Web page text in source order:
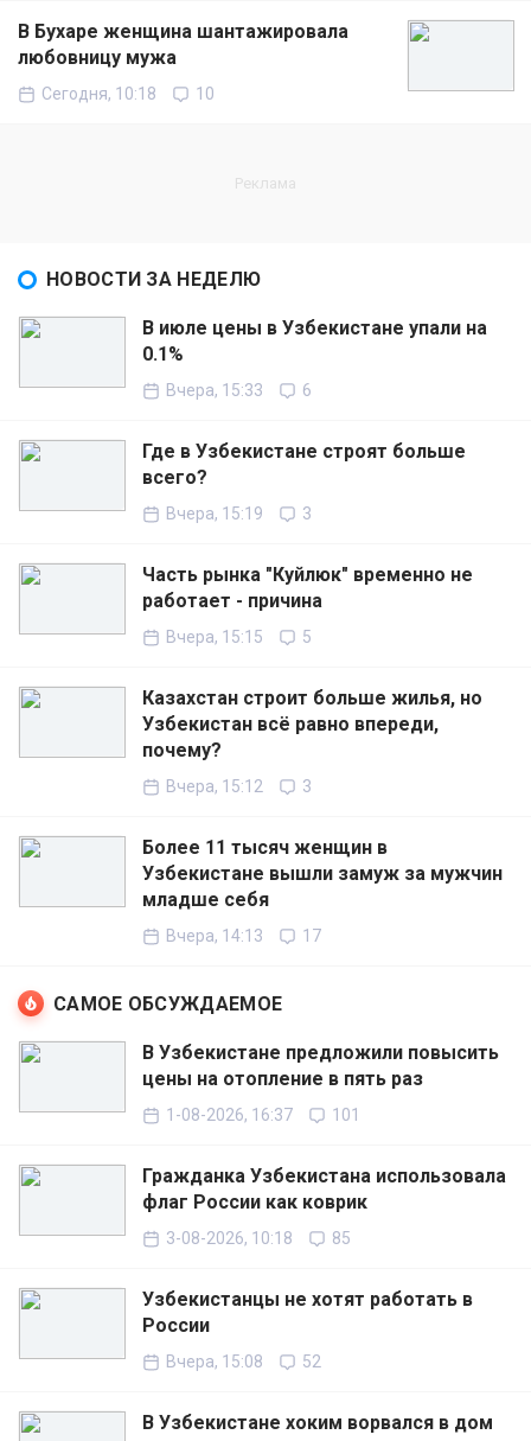
В Бухаре женщина шантажировала
любовницу мужа
Сегодня, 10:18 10
НОВОСТИ ЗА НЕДЕЛЮ
В июле цены в Узбекистане упали на
0.1%
Вчера, 15:33 6
Где в Узбекистане строят больше
всего?
Вчера, 15:19 3
Часть рынка "Куйлюк" временно не
работает - причина
Вчера, 15:15 5
Казахстан строит больше жилья, но
Узбекистан всё равно впереди,
почему?
Вчера, 15:12 3
Более 11 тысяч женщин в
Узбекистане вышли замуж за мужчин
младше себя
Вчера, 14:13 17
САМОЕ ОБСУЖДАЕМОЕ
В Узбекистане предложили повысить
цены на отопление в пять раз
1-08-2026, 16:37 101
Гражданка Узбекистана использовала
флаг России как коврик
3-08-2026, 10:18 85
Узбекистанцы не хотят работать в
России
Вчера, 15:08 52
В Узбекистане хоким ворвался в дом